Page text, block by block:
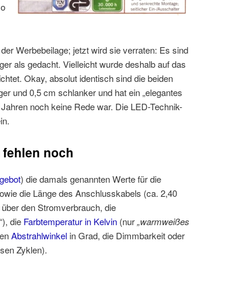
Werbebeilage; jetzt wird sie verraten: Es sind
als gedacht. Vielleicht wurde deshalb auf das
Okay, absolut identisch sind die beiden
und 0,5 cm schlanker und hat ein „elegantes
noch keine Rede war. Die LED-Technik-
noch
) die damals genannten Werte für die
die Länge des Anschlusskabels (ca. 2,40
den Stromverbrauch, die
die Farbtemperatur in Kelvin (nur„warmweißes
Abstrahlwinkel in Grad, die Dimmbarkeit oder
Zyklen).